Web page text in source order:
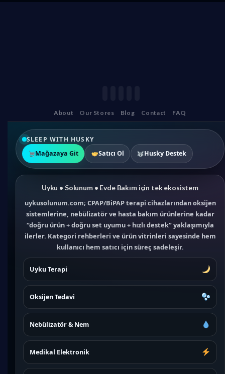
About Our Stores Blog Contact FAQ
SLEEP WITH HUSKY
Mağazaya Git
Satıcı Ol Husky Destek
Uyku • Solunum • Evde Bakım için tek ekosistem
uykusolunum.com; CPAP/BiPAP terapi cihazlarından oksijen
sistemlerine, nebülizatör ve hasta bakım ürünlerine kadar
“doğru ürün + doğru set uyumu + hızlı destek” yaklaşımıyla
ilerler. Kategori rehberleri ve ürün vitrinleri sayesinde hem
kullanıcı hem satıcı için süreç sadeleşir.
Uyku Terapi
Oksijen Tedavi
Nebülizatör & Nem
Medikal Elektronik